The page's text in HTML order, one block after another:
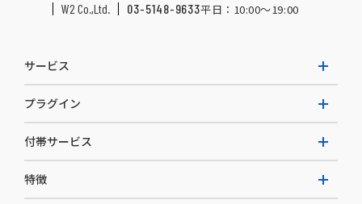
W2 Co.,Ltd. 03-5148-9633平日：10:00〜19:00
サービス
W2 Commerce Repeat
W2 Commerce BtoB
プラグイン
AI buddy
付帯サービス
特徴